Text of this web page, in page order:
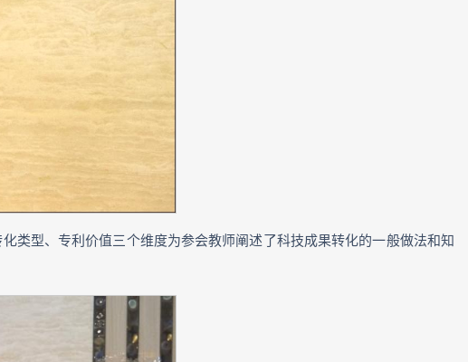
类型、专利价值三个维度为参会教师阐述了科技成果转化的一般做法和知